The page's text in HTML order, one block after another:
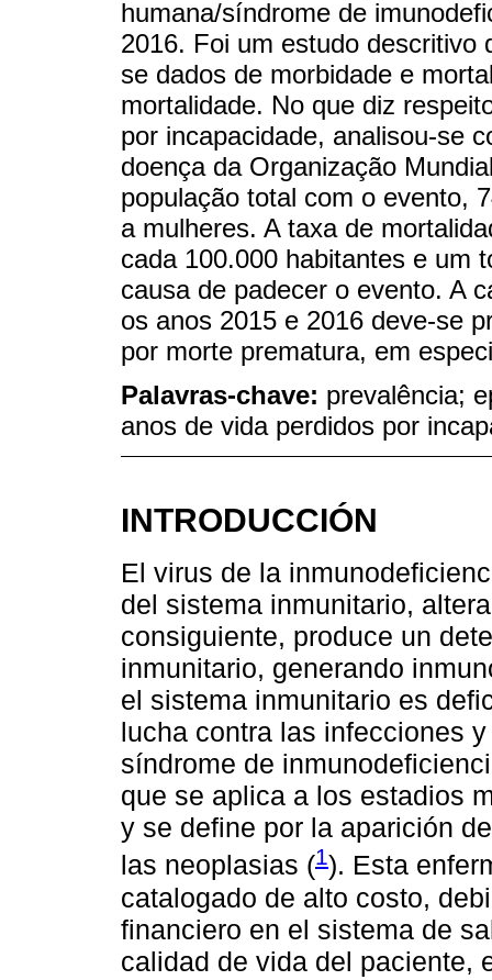
humana/síndrome de
2016. Foi um estudo descritivo
se dados de morbidade e
mortalidade. No que diz
por incapacidade, analisou-se
doença da Organização
população total com o evento,
a mulheres. A taxa de
cada 100.000 habitantes e um
causa de padecer o evento. A
os anos 2015 e 2016 deve-se
por morte prematura, em
Palavras-chave: prevalência;
anos de vida perdidos por
INTRODUCCIÓN
El virus de la
del sistema inmunitario,
consiguiente, produce un
inmunitario, generando
el sistema inmunitario es
lucha contra las infecciones
síndrome de
que se aplica a los estadios
y se define por la aparición
las neoplasias (1). Esta
catalogado de alto costo,
financiero en el sistema de
calidad de vida del paciente,